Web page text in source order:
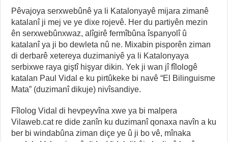
Pêvajoya serxwebûnê ya li Katalonyayê mijara zimanê
katalanî ji mej ve ye dixe rojevê. Her du partiyên mezin
ên serxwebûnxwaz, alîgirê fermîbûna îspanyolî û
katalanî ya ji bo dewleta nû ne. Mixabin pisporên ziman
di derbarê xetereya duzimaniyê ya li Katalonyaya
serbixwe raya giştî hişyar dikin. Yek ji wan jî fîlologê
katalan Paul Vidal e ku pirtûkeke bi navê “El Bilinguisme
Mata” (duzimanî dikuje) nivîsandiye.
Fîlolog Vidal di hevpeyvîna xwe ya bi malpera
Vilaweb.cat re dide zanîn ku duzimanî qonaxa navîn a ku
ber bi windabûna ziman diçe ye û ji bo vê, mînaka